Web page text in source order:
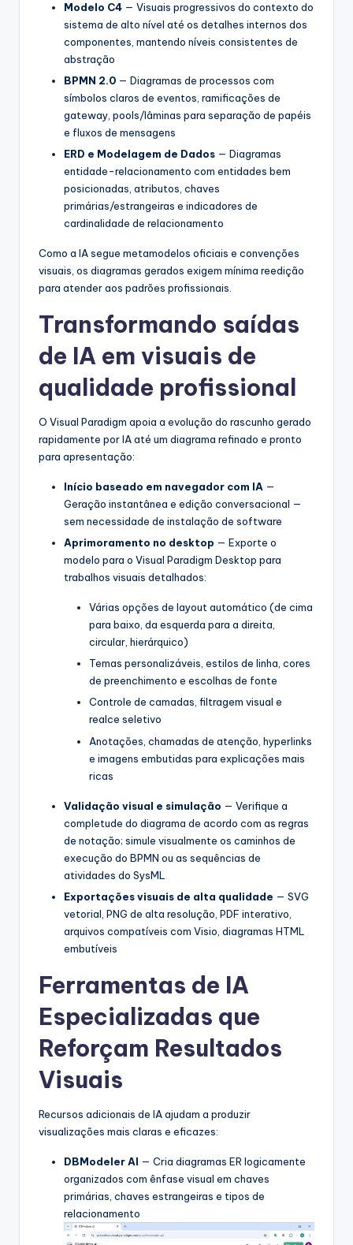
Modelo C4 — Visuais progressivos do contexto do
sistema de alto nível até os detalhes internos dos
componentes, mantendo níveis consistentes de
abstração
BPMN 2.0 — Diagramas de processos com
símbolos claros de eventos, ramificações de
gateway, pools/lâminas para separação de papéis
e fluxos de mensagens
ERD e Modelagem de Dados — Diagramas
entidade-relacionamento com entidades bem
posicionadas, atributos, chaves
primárias/estrangeiras e indicadores de
cardinalidade de relacionamento
Como a IA segue metamodelos oficiais e convenções
visuais, os diagramas gerados exigem mínima reedição
para atender aos padrões profissionais.
Transformando saídas
de IA em visuais de
qualidade profissional
O Visual Paradigm apoia a evolução do rascunho gerado
rapidamente por IA até um diagrama refinado e pronto
para apresentação:
Início baseado em navegador com IA —
Geração instantânea e edição conversacional —
sem necessidade de instalação de software
Aprimoramento no desktop — Exporte o
modelo para o Visual Paradigm Desktop para
trabalhos visuais detalhados:
Várias opções de layout automático (de cima
para baixo, da esquerda para a direita,
circular, hierárquico)
Temas personalizáveis, estilos de linha, cores
de preenchimento e escolhas de fonte
Controle de camadas, filtragem visual e
realce seletivo
Anotações, chamadas de atenção, hyperlinks
e imagens embutidas para explicações mais
ricas
Validação visual e simulação — Verifique a
completude do diagrama de acordo com as regras
de notação; simule visualmente os caminhos de
execução do BPMN ou as sequências de
atividades do SysML
Exportações visuais de alta qualidade — SVG
vetorial, PNG de alta resolução, PDF interativo,
arquivos compatíveis com Visio, diagramas HTML
embutíveis
Ferramentas de IA
Especializadas que
Reforçam Resultados
Visuais
Recursos adicionais de IA ajudam a produzir
visualizações mais claras e eficazes:
DBModeler AI — Cria diagramas ER logicamente
organizados com ênfase visual em chaves
primárias, chaves estrangeiras e tipos de
relacionamento